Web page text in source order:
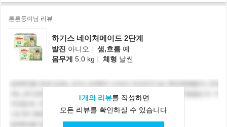
튼튼둥이님 리뷰
하기스 네이처메이드 2단계
발진 아니오 | 샘,흐름 예
몸무게 5.0 kg | 체형 날씬
1개의 리뷰를 작성하면
모든 리뷰를 확인하실 수 있습니다